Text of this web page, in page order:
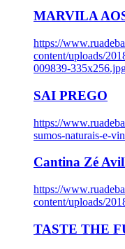
MARVILA
https://
content/uploads/
009839-
SAI PREGO
https://
sumos-naturais-e-
Cantina Zé
https://
content/uploads/
TASTE THE